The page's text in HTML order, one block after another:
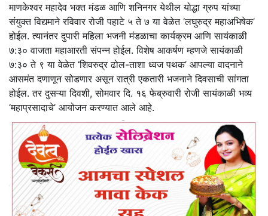
माणकेश्वर महादेव भक्त मंडळ आणि शनिनगर येथील योद्धा ग्रुप यांच्या
संयुक्त विद्यमाने रविवार रोजी पहाटे ५ ते ७ या वेळेत ‘लघुरुद्र महाअभिषेक’
होईल. त्यानंतर दुपारी महिला भजनी मंडळाचा कार्यक्रम आणि सायंकाळी
७:३० वाजता महाआरती संपन्न होईल. विशेष आकर्षण म्हणजे सायंकाळी
७:३० ते ९ या वेळेत ‘शिवरुद्र ढोल-ताशा ध्वज पथक’ आपल्या वादनाने
आसमंत दणाणून सोडणार असून रात्री एकतारी भजनाने दिवसाची सांगता
होईल. तर दुसऱ्या दिवशी, सोमवार दि. १६ फेब्रुवारी रोजी सायंकाळी भव्य
‘महाप्रसादाचे’ आयोजन करण्यात आले आहे.